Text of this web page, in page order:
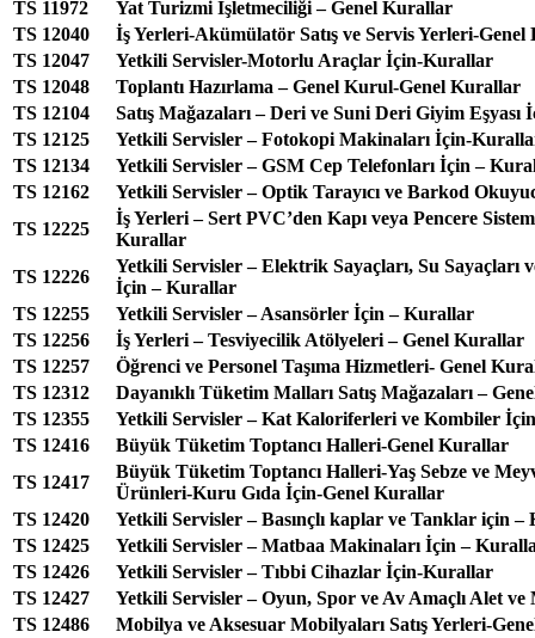
TS 11972
Yat Turizmi İşletmeciliği – Genel Kurallar
TS 12040
İş Yerleri-Akümülatör Satış ve Servis Yerleri-
TS 12047
Yetkili Servisler-Motorlu Araçlar İçin-Kurallar
TS 12048
Toplantı Hazırlama – Genel Kurul-Genel Kurallar
TS 12104
Satış Mağazaları – Deri ve Suni Deri Giyim
TS 12125
Yetkili Servisler – Fotokopi Makinaları İçin-
TS 12134
Yetkili Servisler – GSM Cep Telefonları İçin –
TS 12162
Yetkili Servisler – Optik Tarayıcı ve Barkod
TS 12225
İş Yerleri – Sert PVC’den Kapı veya Pencere
Kurallar
TS 12226
Yetkili Servisler – Elektrik Sayaçları, Su Sayaçları
İçin – Kurallar
TS 12255
Yetkili Servisler – Asansörler İçin – Kurallar
TS 12256
İş Yerleri – Tesviyecilik Atölyeleri – Genel Kurallar
TS 12257
Öğrenci ve Personel Taşıma Hizmetleri- Genel
TS 12312
Dayanıklı Tüketim Malları Satış Mağazaları –
TS 12355
Yetkili Servisler – Kat Kaloriferleri ve Kombiler
TS 12416
Büyük Tüketim Toptancı Halleri-Genel Kurallar
TS 12417
Büyük Tüketim Toptancı Halleri-Yaş Sebze ve
Ürünleri-Kuru Gıda İçin-Genel Kurallar
TS 12420
Yetkili Servisler – Basınçlı kaplar ve Tanklar için
TS 12425
Yetkili Servisler – Matbaa Makinaları İçin –
TS 12426
Yetkili Servisler – Tıbbi Cihazlar İçin-Kurallar
TS 12427
Yetkili Servisler – Oyun, Spor ve Av Amaçlı Alet
TS 12486
Mobilya ve Aksesuar Mobilyaları Satış Yerleri-